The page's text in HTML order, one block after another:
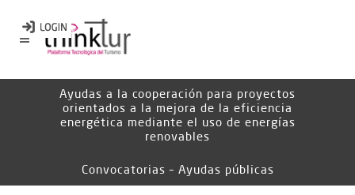
Ayudas a la cooperación para proyectos
orientados a la mejora de la eficiencia
energética mediante el uso de energías
renovables
Convocatorias – Ayudas públicas